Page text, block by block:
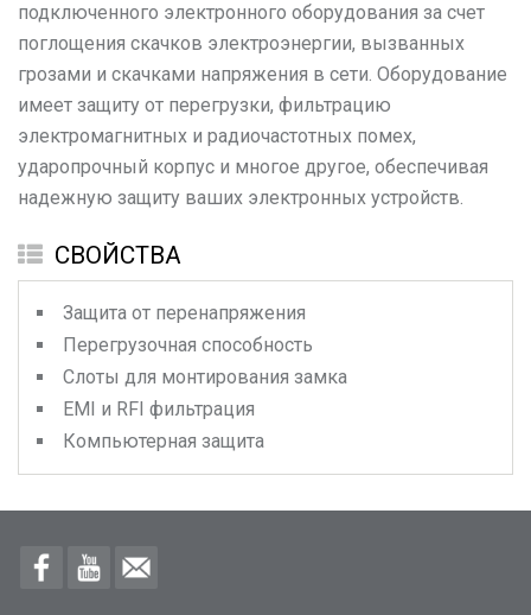
подключенного электронного оборудования за счет
поглощения скачков электроэнергии, вызванных
грозами и скачками напряжения в сети. Оборудование
имеет защиту от перегрузки, фильтрацию
электромагнитных и радиочастотных помех,
ударопрочный корпус и многое другое, обеспечивая
надежную защиту ваших электронных устройств.
СВОЙСТВА
Защита от перенапряжения
Перегрузочная способность
Слоты для монтирования замка
EMI и RFI фильтрация
Компьютерная защита